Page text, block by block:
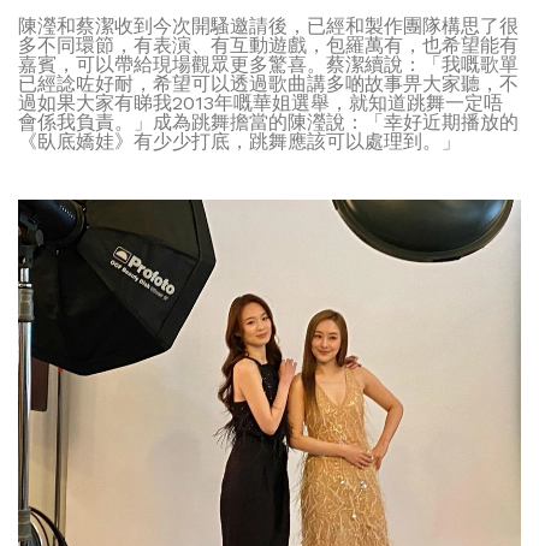
陳瀅和蔡潔收到今次開騷邀請後，已經和製作團隊構思了很
多不同環節，有表演、有互動遊戲，包羅萬有，也希望能有
嘉賓，可以帶給現場觀眾更多驚喜。蔡潔續說：「我嘅歌單
已經諗咗好耐，希望可以透過歌曲講多啲故事畀大家聽，不
過如果大家有睇我2013年嘅華姐選舉，就知道跳舞一定唔
會係我負責。」成為跳舞擔當的陳瀅說：「幸好近期播放的
《臥底嬌娃》有少少打底，跳舞應該可以處理到。」